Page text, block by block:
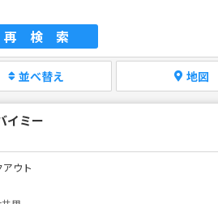
再検索
並べ替え 地図
イミー
ウト